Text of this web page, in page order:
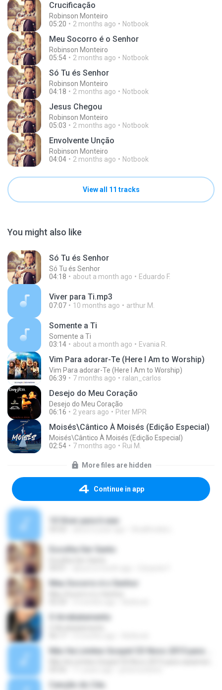
Crucificação
Robinson Monteiro
05:20
2 months ago Notbook
Meu Socorro é o Senhor
Robinson Monteiro
05:54
2 months ago Notbook
Só Tu és Senhor
Robinson Monteiro
04:18
2 months ago Notbook
Jesus Chegou
Robinson Monteiro
05:03
2 months ago Notbook
Envolvente Unção
Robinson Monteiro
04:04
2 months ago Notbook
View all 11 tracks
You might also like
Só Tu és Senhor
Só Tu és Senhor
04:18
about a month ago Eduardo F.
Viver para Ti.mp3
07:07 10 months ago arthur M.
Somente a Ti
Somente a Ti
03:14
about a month ago Evania R.
Vim Para adorar-Te (Here I Am to Worship)
Vim Para adorar-Te (Here I Am to Worship)
06:39
7 months ago ralan_carlos
Desejo do Meu Coração
Desejo do Meu Coração
06:16
2 years ago Piter MPR
Moisés\Cântico À Moisés (Edição Especial)
Moisés\Cântico À Moisés (Edição Especial)
02:54
7 months ago Rui M.
More files are hidden
Continue in app
10 Viver para ti.wav
Escolha Ser Santo
Meu Socorro é o Senhor
O Arrebatamento
Canção do Céu